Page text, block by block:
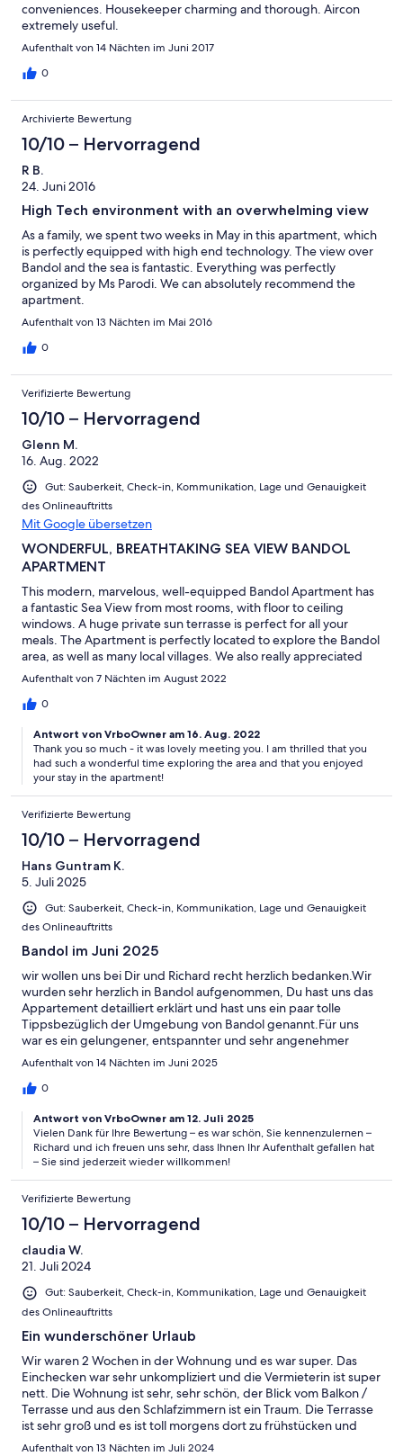
conveniences. Housekeeper charming and thorough. Aircon
extremely useful.
Aufenthalt von 14 Nächten im Juni 2017
0
Archivierte Bewertung
10/10 – Hervorragend
R B.
24. Juni 2016
High Tech environment with an overwhelming view
As a family, we spent two weeks in May in this apartment, which
is perfectly equipped with high end technology. The view over
Bandol and the sea is fantastic. Everything was perfectly
organized by Ms Parodi. We can absolutely recommend the
apartment.
Aufenthalt von 13 Nächten im Mai 2016
0
Verifizierte Bewertung
10/10 – Hervorragend
Glenn M.
16. Aug. 2022
Gut: Sauberkeit, Check-in, Kommunikation, Lage und Genauigkeit
des Onlineauftritts
Mit Google übersetzen
WONDERFUL, BREATHTAKING SEA VIEW BANDOL
APARTMENT
This modern, marvelous, well-equipped Bandol Apartment has
a fantastic Sea View from most rooms, with floor to ceiling
windows. A huge private sun terrasse is perfect for all your
meals. The Apartment is perfectly located to explore the Bandol
area, as well as many local villages. We also really appreciated
the convenient free parking, just outside the apartment. Thanks
to Mercedes for a wonderful week!
Aufenthalt von 7 Nächten im August 2022
0
Antwort von VrboOwner am 16. Aug. 2022
Thank you so much - it was lovely meeting you. I am thrilled that you
had such a wonderful time exploring the area and that you enjoyed
your stay in the apartment!
Verifizierte Bewertung
10/10 – Hervorragend
Hans Guntram K.
5. Juli 2025
Gut: Sauberkeit, Check-in, Kommunikation, Lage und Genauigkeit
des Onlineauftritts
Bandol im Juni 2025
wir wollen uns bei Dir und Richard recht herzlich bedanken.Wir
wurden sehr herzlich in Bandol aufgenommen, Du hast uns das
Appartement detailliert erklärt und hast uns ein paar tolle
Tippsbezüglich der Umgebung von Bandol genannt.Für uns
war es ein gelungener, entspannter und sehr angenehmer
Aufenthalt.
Aufenthalt von 14 Nächten im Juni 2025
0
Antwort von VrboOwner am 12. Juli 2025
Vielen Dank für Ihre Bewertung – es war schön, Sie kennenzulernen –
Richard und ich freuen uns sehr, dass Ihnen Ihr Aufenthalt gefallen hat
– Sie sind jederzeit wieder willkommen!
Verifizierte Bewertung
10/10 – Hervorragend
claudia W.
21. Juli 2024
Gut: Sauberkeit, Check-in, Kommunikation, Lage und Genauigkeit
des Onlineauftritts
Ein wunderschöner Urlaub
Wir waren 2 Wochen in der Wohnung und es war super. Das
Einchecken war sehr unkompliziert und die Vermieterin ist super
nett. Die Wohnung ist sehr, sehr schön, der Blick vom Balkon /
Terrasse und aus den Schlafzimmern ist ein Traum. Die Terrasse
ist sehr groß und es ist toll morgens dort zu frühstücken und
abends den Tag dort ausklingen zu lassen. Die Gegend um
Aufenthalt von 13 Nächten im Juli 2024